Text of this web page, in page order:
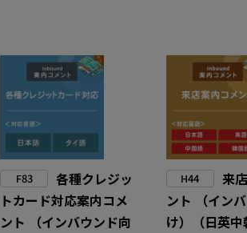
F83
各種クレジッ
トカード対応案内コメ
ント （インバウンド向
H44
来
ント （イン
け）（日英中